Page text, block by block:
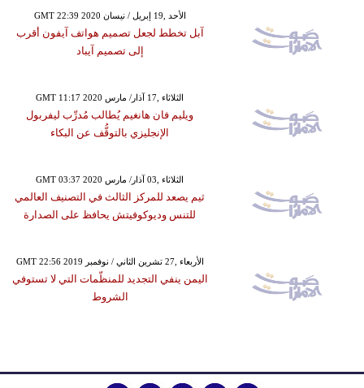
GMT 22:39 2020 الأحد ,19 إبريل / نيسان
آبل تخطط لجعل تصميم هواتف آيفون أقرب
إلى تصميم آيباد
GMT 11:17 2020 الثلاثاء ,17 آذار/ مارس
ويليم فان هانغيم يُطالب مُدرِّب ليفربول
الإنجليزي بالتوقُّف عن البكاء
GMT 03:37 2020 الثلاثاء ,03 آذار/ مارس
ثيم يصعد للمركز الثالث في التصنيف العالمي
للتنس وديوكوفيتش يحافظ على الصدارة
GMT 22:56 2019 الأربعاء ,27 تشرين الثاني / نوفمبر
اليمن ينفي التجديد للمنظّمات التي لا تستوفي
الشروط